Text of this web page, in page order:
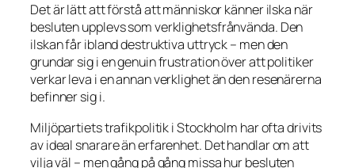
Det är lätt att förstå att människor känner ilska när
besluten upplevs som verklighetsfrånvända. Den
ilskan får ibland destruktiva uttryck – men den
grundar sig i en genuin frustration över att politiker
verkar leva i en annan verklighet än den resenärerna
befinner sig i.
Miljöpartiets trafikpolitik i Stockholm har ofta drivits
av ideal snarare än erfarenhet. Det handlar om att
vilja väl – men gång på gång missa hur besluten